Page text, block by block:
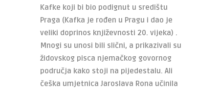
Kafke koji bi bio podignut u središtu
Praga (Kafka je rođen u Pragu i dao je
veliki doprinos književnosti 20. vijeka) .
Mnogi su unosi bili slični, a prikazivali su
židovskog pisca njemačkog govornog
područja kako stoji na pijedestalu. Ali
češka umjetnica Jaroslava Rona učinila